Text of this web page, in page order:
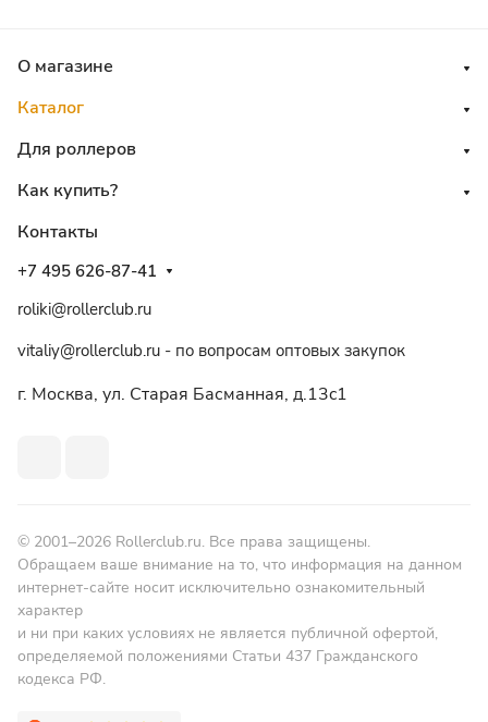
О магазине
Каталог
Для роллеров
Как купить?
Контакты
+7 495 626-87-41
roliki@rollerclub.ru
vitaliy@rollerclub.ru - по вопросам оптовых закупок
г. Москва, ул. Старая Басманная, д.13c1
© 2001–2026 Rollerclub.ru. Все права защищены.
Обращаем ваше внимание на то, что информация на данном
интернет-сайте носит исключительно ознакомительный
характер
и ни при каких условиях не является публичной офертой,
определяемой положениями Статьи 437 Гражданского
кодекса РФ.